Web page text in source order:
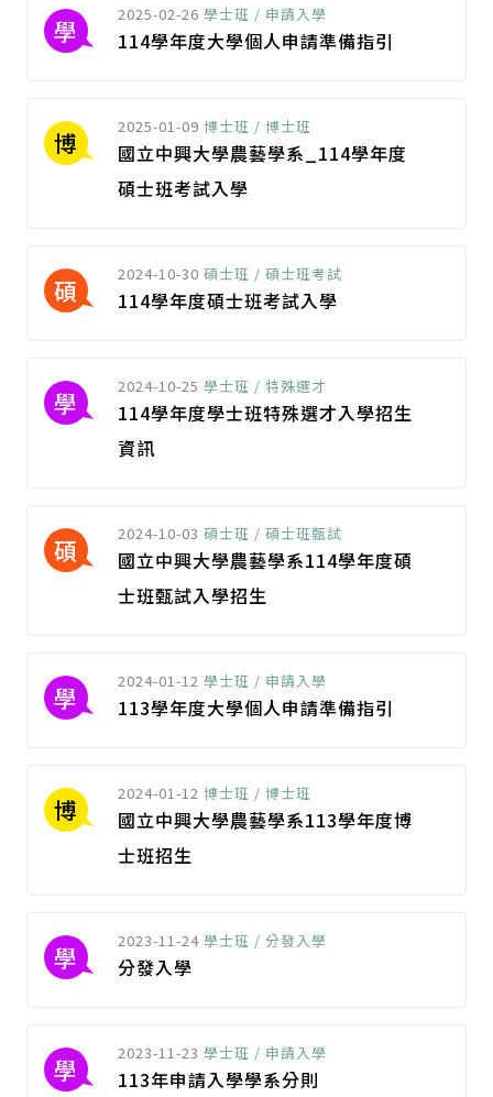
學 2025-02-26 學士班 / 申請入學
114學年度大學個人申請準備指引
博 2025-01-09 博士班 / 博士班
國立中興大學農藝學系_114學年度
碩士班考試入學
碩 2024-10-30 碩士班 / 碩士班考試
114學年度碩士班考試入學
學 2024-10-25 學士班 / 特殊選才
114學年度學士班特殊選才入學招生
資訊
碩 2024-10-03 碩士班 / 碩士班甄試
國立中興大學農藝學系114學年度碩
士班甄試入學招生
學 2024-01-12 學士班 / 申請入學
113學年度大學個人申請準備指引
博 2024-01-12 博士班 / 博士班
國立中興大學農藝學系113學年度博
士班招生
學 2023-11-24 學士班 / 分發入學
分發入學
學 2023-11-23 學士班 / 申請入學
113年申請入學學系分則